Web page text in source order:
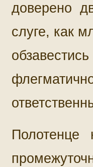
доверено
слуге, как